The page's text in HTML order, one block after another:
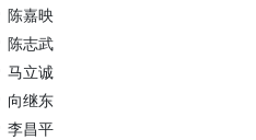
陈嘉映
陈志武
马立诚
向继东
李昌平